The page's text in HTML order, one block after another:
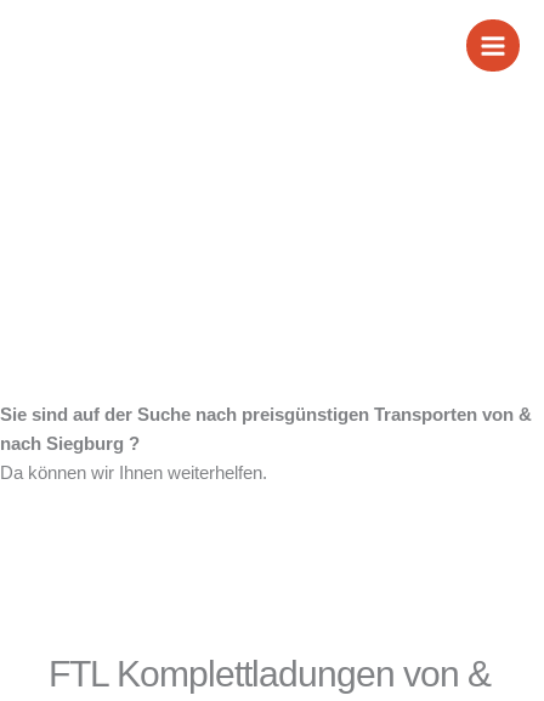
Sie sind auf der Suche nach preisgünstigen Transporten von &
nach Siegburg ?
Da können wir Ihnen weiterhelfen.
FTL Komplettladungen von &